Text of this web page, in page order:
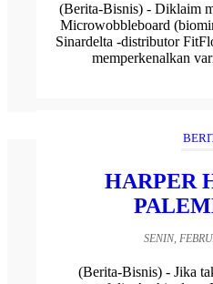
(Berita-Bisnis) - Diklaim
Microwobbleboard
Sinardelta -distributor
memperkenalkan
HARPER
SENIN,
(Berita-Bisnis) - Jika